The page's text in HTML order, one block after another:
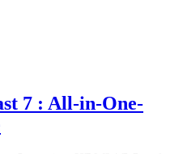
7 : All-in-One-